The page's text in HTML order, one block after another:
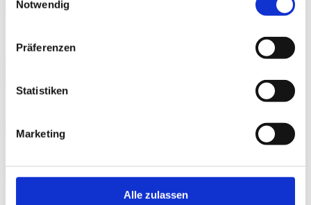
Notwendig
Präferenzen
Statistiken
Marketing
Alle zulassen
Sascha Heisig
Das HIGHEST-Team. Foto: HIGHEST